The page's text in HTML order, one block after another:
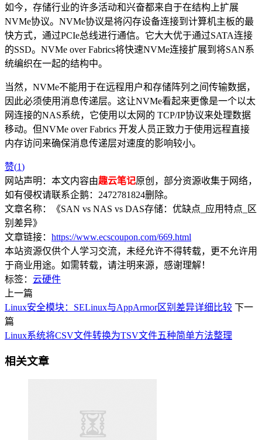
如今，存储行业的许多活动和兴奋都来自于在结构上扩展
NVMe协议。NVMe协议是将闪存设备连接到计算机主板的最
快方式，通过PCIe总线进行通信。它大大优于通过SATA连接
的SSD。NVMe over Fabrics将快速NVMe连接扩展到将SAN系
统编织在一起的结构中。
当然，NVMe不能用于在远程用户和存储阵列之间传输数据，
因此必须使用消息传递层。这让NVMe看起来更像是一个以太
网连接的NAS系统，它使用以太网的 TCP/IP协议来处理数据
移动。但NVMe over Fabrics 开发人员正致力于使用远程直接
内存访问来确保消息传递层对速度的影响较小。
赞(1)
网站声明：本文内容由趣云笔记原创，部分资源收集于网络，
如有侵权请联系企鹅：2472781824删除。
文章名称：《SAN vs NAS vs DAS存储：优缺点_应用特点_区
别差异》
文章链接： https://www.ecscoupon.com/669.html
本站资源仅供个人学习交流，未经允许不得转载，更不允许用
于商业用途。如需转载，请注明来源，感谢理解！
标签： 云硬件
上一篇
Linux安全模块：SELinux与AppArmor区别差异详细比较 下一
篇
Linux系统将CSV文件转换为TSV文件五种简单方法整理
相关文章